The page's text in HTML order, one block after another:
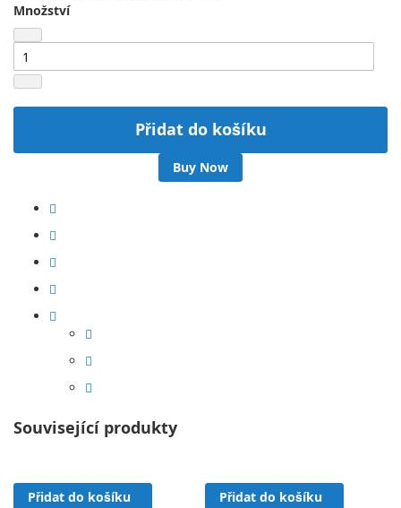
Množství
Přidat do košíku
Buy Now
Související produkty
Přidat do košíku
Přidat do košíku